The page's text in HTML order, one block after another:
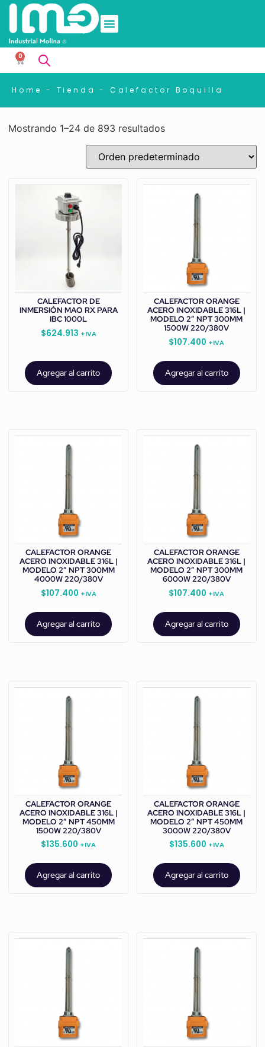
0
Home - Tienda - Calefactor Boquilla
Mostrando 1–24 de 893 resultados
CALEFACTOR DE
INMERSIÓN MAO RX PARA
IBC 1000L
$624.913 +IVA
Agregar al carrito
CALEFACTOR ORANGE
ACERO INOXIDABLE 316L |
MODELO 2” NPT 300MM
1500W 220/380V
$107.400 +IVA
Agregar al carrito
CALEFACTOR ORANGE
ACERO INOXIDABLE 316L |
MODELO 2” NPT 300MM
4000W 220/380V
$107.400 +IVA
Agregar al carrito
CALEFACTOR ORANGE
ACERO INOXIDABLE 316L |
MODELO 2” NPT 300MM
6000W 220/380V
$107.400 +IVA
Agregar al carrito
CALEFACTOR ORANGE
ACERO INOXIDABLE 316L |
MODELO 2” NPT 450MM
1500W 220/380V
$135.600 +IVA
Agregar al carrito
CALEFACTOR ORANGE
ACERO INOXIDABLE 316L |
MODELO 2” NPT 450MM
3000W 220/380V
$135.600 +IVA
Agregar al carrito